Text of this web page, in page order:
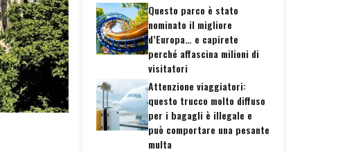
Questo parco è stato
nominato il migliore
d’Europa… e capirete
perché affascina milioni di
visitatori
Attenzione viaggiatori:
questo trucco molto diffuso
per i bagagli è illegale e
può comportare una pesante
multa